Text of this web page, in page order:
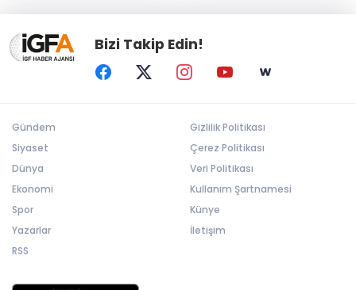
Bizi Takip Edin!
Gündem
Siyaset
Dünya
Ekonomi
Spor
Yazarlar
RSS
Gizlilik Politikası
Çerez Politikası
Veri Politikası
Kullanım Şartnamesi
Künye
İletişim